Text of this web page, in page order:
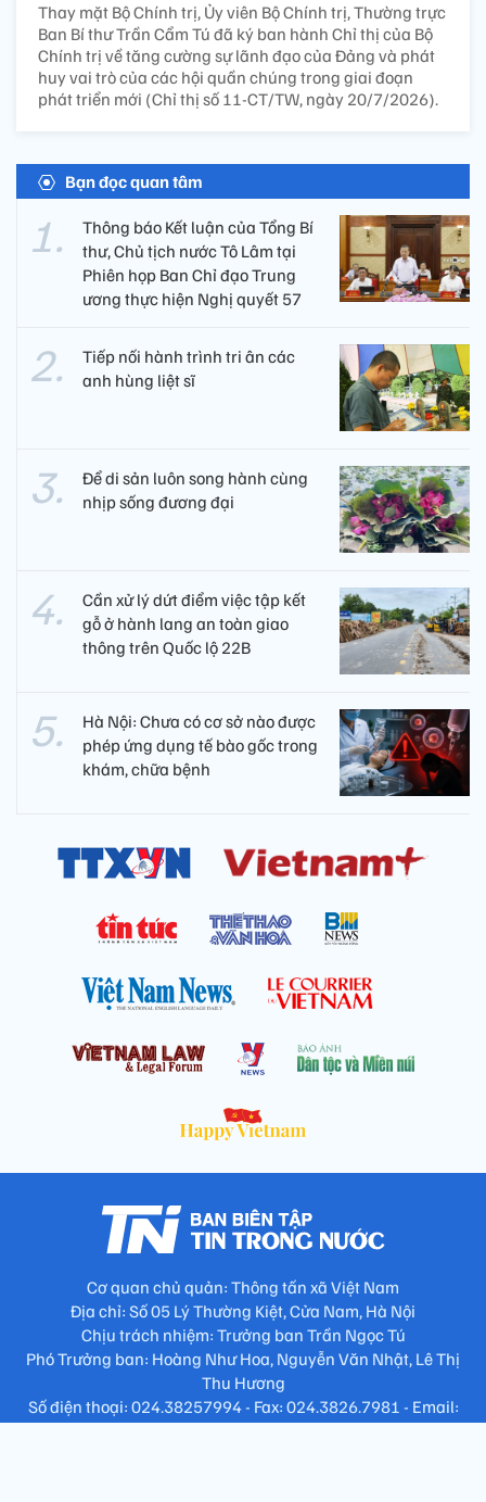
Thay mặt Bộ Chính trị, Ủy viên Bộ Chính trị, Thường trực
Ban Bí thư Trần Cẩm Tú đã ký ban hành Chỉ thị của Bộ
Chính trị về tăng cường sự lãnh đạo của Đảng và phát
huy vai trò của các hội quần chúng trong giai đoạn
phát triển mới (Chỉ thị số 11-CT/TW, ngày 20/7/2026).
Bạn đọc quan tâm
Thông báo Kết luận của Tổng Bí
thư, Chủ tịch nước Tô Lâm tại
Phiên họp Ban Chỉ đạo Trung
ương thực hiện Nghị quyết 57
Tiếp nối hành trình tri ân các
anh hùng liệt sĩ ​
Để di sản luôn song hành cùng
nhịp sống đương đại
Cần xử lý dứt điểm việc tập kết
gỗ ở hành lang an toàn giao
thông trên Quốc lộ 22B
Hà Nội: Chưa có cơ sở nào được
phép ứng dụng tế bào gốc trong
khám, chữa bệnh
Cơ quan chủ quản: Thông tấn xã Việt Nam
Địa chỉ: Số 05 Lý Thường Kiệt, Cửa Nam, Hà Nội
Chịu trách nhiệm: Trưởng ban Trần Ngọc Tú
Phó Trưởng ban: Hoàng Như Hoa, Nguyễn Văn Nhật, Lê Thị
Thu Hương
Số điện thoại: 024.38257994 - Fax: 024.3826.7981 - Email: